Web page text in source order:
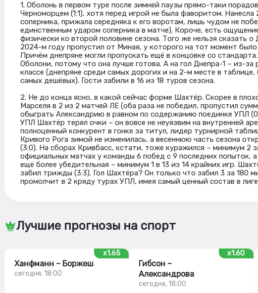
1. Оболонь в первом туре после зимней паузы прямо-таки
Черноморцем (1:1), хотя перед игрой не была фаворитом.
соперника, прижала середняка к его воротам, лишь чудом не
единственным ударом соперника в матче). Короче, есть
физически ко второй половине сезона. Того же нельзя сказать о
2024-м году пропустил от Миная, у которого на тот момент было
Причём днепряне могли пропускать ещё в концовке со
Оболони, потому что она лучше готова. А на гол Днепра-1 – из-за
классе (днепряне среди самых дорогих и на 2-м месте в
самых дешёвых). Гости забили в 16 из 18 туров сезона.
2. Не до конца ясно, в какой сейчас форме Шахтёр. Скорее в
Марселя в 2 из 2 матчей ЛЕ (оба раза не победил, пропустил
обыграть Александрию в равном по содержанию поединке УПЛ
УПЛ Шахтёр терял очки – он вовсе не неуязвим на внутренней
полноценный конкурент в гонке за титул, лидер турнирной
Кривого Рога зимой не изменилась, а весеннюю часть сезона
(3:0). На сборах Кривбасс, кстати, тоже куражился – минимум 2
официальных матчах у команды 6 побед с 9 последних попыток,
ещё более убедительная – минимум 1 в 13 из 14 крайних игр.
забил трижды (3:3). Гол Шахтёра? Он только что забил 3 за 180
промолчит в 2 кряду турах УПЛ, имея самый ценный состав в
Лучшие прогнозы на спорт
x1.65
Ханфманн – Боржеш
сегодня, 18:00
x1.60
Гибсон –
Александрова
сегодня, 18:00